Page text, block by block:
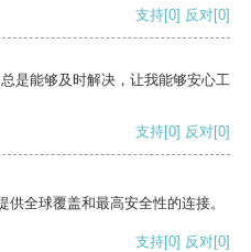
支持[0] 反对[0]
是能够及时解决，让我能够安心工
支持[0] 反对[0]
全球覆盖和最高安全性的连接。
支持[0] 反对[0]